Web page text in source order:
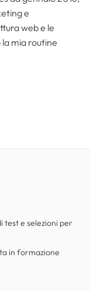
e
web e le
mia routine
test e selezioni per
in formazione